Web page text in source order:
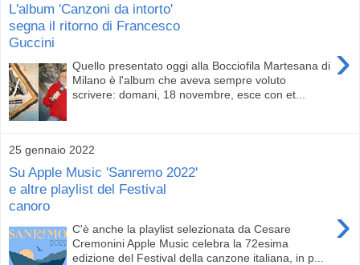
L'album 'Canzoni da intorto'
segna il ritorno di Francesco
Guccini
›
Quello presentato oggi alla Bocciofila Martesana di
Milano è l'album che aveva sempre voluto
scrivere: domani, 18 novembre, esce con et...
25 gennaio 2022
Su Apple Music 'Sanremo 2022'
e altre playlist del Festival
canoro
›
C'è anche la playlist selezionata da Cesare
Cremonini Apple Music celebra la 72esima
edizione del Festival della canzone italiana, in p...